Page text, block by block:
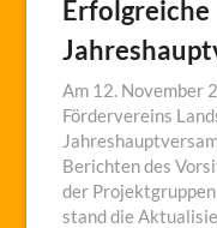
Erfolgreiche
Am 12. November
Fördervereins
Berichten des
der
stand die